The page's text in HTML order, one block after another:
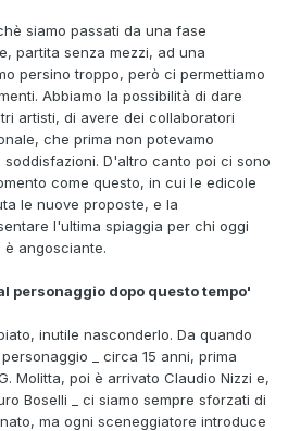
siamo passati da una fase
partita senza mezzi, ad una
persino troppo, però ci permettiamo
Abbiamo la possibilità di dare
artisti, di avere dei collaboratori
che prima non potevamo
D'altro canto poi ci sono
come questo, in cui le edicole
le nuove proposte, e la
l'ultima spiaggia per chi oggi
angosciante.
personaggio dopo questo tempo'
inutile nasconderlo. Da quando
_ circa 15 anni, prima
Molitta, poi è arrivato Claudio Nizzi e,
Boselli _ ci siamo sempre sforzati di
ma ogni sceneggiatore introduce